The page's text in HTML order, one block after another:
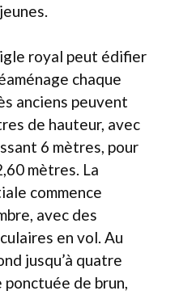
royal peut édifier
chaque
anciens peuvent
de hauteur, avec
6 mètres, pour
mètres. La
commence
avec des
en vol. Au
jusqu’à quatre
de brun,